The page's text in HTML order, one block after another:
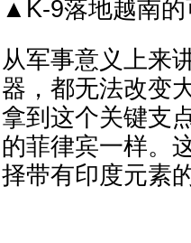
▲K-9落地越南的
从军事意义上来
器，都无法改变
拿到这个关键支
的菲律宾一样。
择带有印度元素